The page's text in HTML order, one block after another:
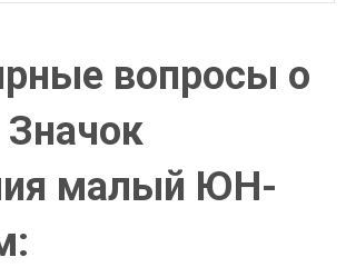
вопросы о
Значок
малый ЮН-